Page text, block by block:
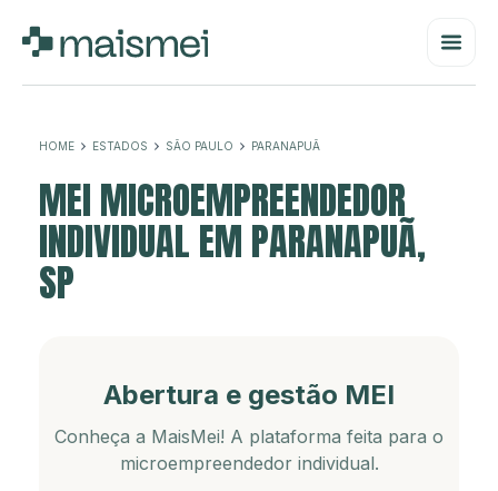
HOME ESTADOS SÃO PAULO PARANAPUÃ
MEI MICROEMPREENDEDOR
INDIVIDUAL EM PARANAPUÃ,
SP
Abertura e gestão MEI
Conheça a MaisMei! A plataforma feita para o
microempreendedor individual.